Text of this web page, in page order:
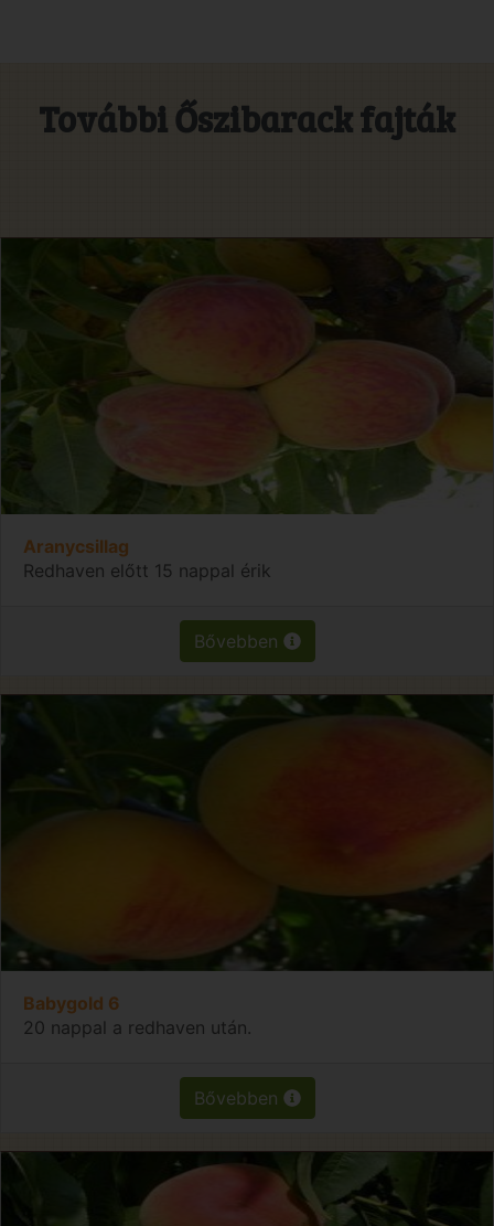
További Őszibarack fajták
Aranycsillag
Redhaven előtt 15 nappal érik
Bővebben
Babygold 6
20 nappal a redhaven után.
Bővebben